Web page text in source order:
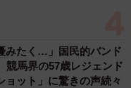
みたく…」国民的バンド
馬界の57歳レジェンド
ョット」に驚きの声続々